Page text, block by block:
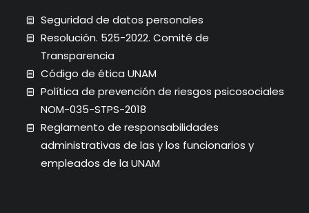
Seguridad de datos personales
Resolución. 525-2022. Comité de
Transparencia
Código de ética UNAM
Política de prevención de riesgos psicosociales
NOM-035-STPS-2018
Reglamento de responsabilidades
administrativas de las y los funcionarios y
empleados de la UNAM